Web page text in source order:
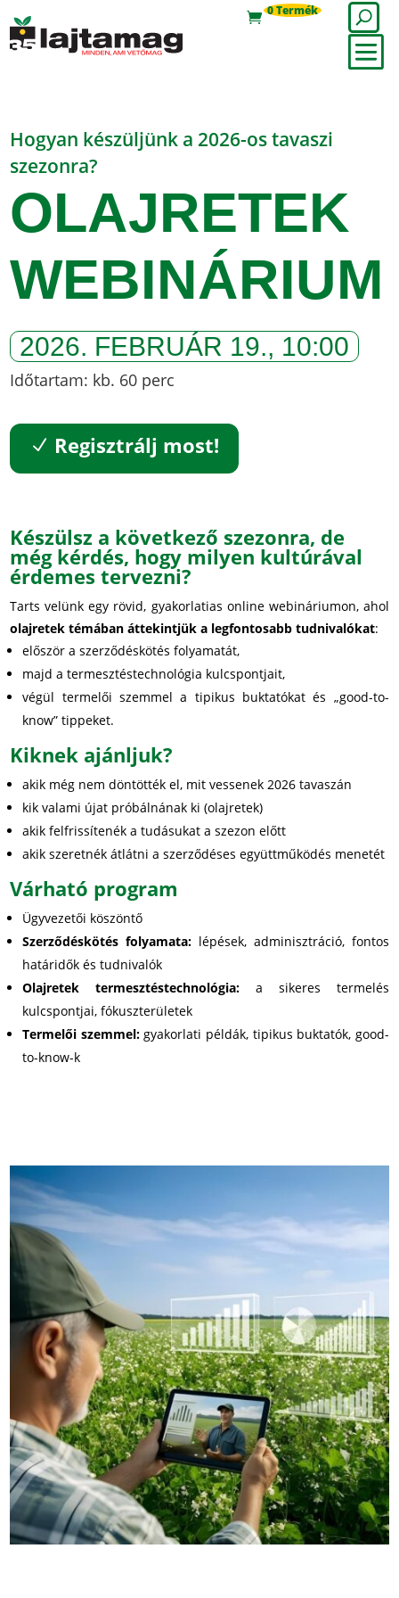
0 Termék
Hogyan készüljünk a 2026-os tavaszi
szezonra?
OLAJRETEK
WEBINÁRIUM
2026. FEBRUÁR 19., 10:00
Időtartam: kb. 60 perc
Regisztrálj most!
Készülsz a következő szezonra, de
még kérdés, hogy milyen kultúrával
érdemes tervezni?
Tarts velünk egy rövid, gyakorlatias online webináriumon, ahol
olajretek témában áttekintjük a legfontosabb tudnivalókat:
először a szerződéskötés folyamatát,
majd a termesztéstechnológia kulcspontjait,
végül termelői szemmel a tipikus buktatókat és „good-to-
know” tippeket.
Kiknek ajánljuk?
akik még nem döntötték el, mit vessenek 2026 tavaszán
kik valami újat próbálnának ki (olajretek)
akik felfrissítenék a tudásukat a szezon előtt
akik szeretnék átlátni a szerződéses együttműködés menetét
Várható program
Ügyvezetői köszöntő
Szerződéskötés folyamata: lépések, adminisztráció, fontos
határidők és tudnivalók
Olajretek termesztéstechnológia: a sikeres termelés
kulcspontjai, fókuszterületek
Termelői szemmel:gyakorlati példák, tipikus buktatók, good-
to-know-k